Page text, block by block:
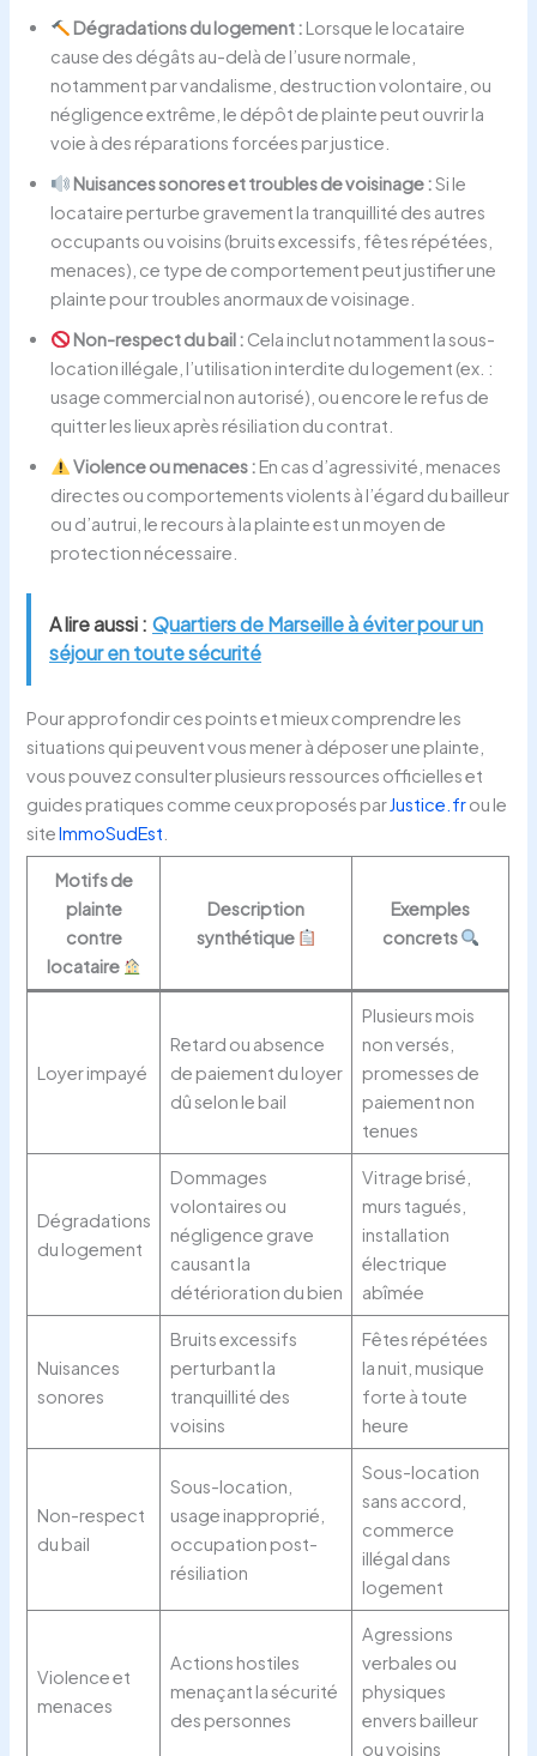
Dégradations du logement : Lorsque le locataire
cause des dégâts au-delà de l’usure normale,
notamment par vandalisme, destruction volontaire, ou
négligence extrême, le dépôt de plainte peut ouvrir la
voie à des réparations forcées par justice.
Nuisances sonores et troubles de voisinage :Si le
locataire perturbe gravement la tranquillité des autres
occupants ou voisins (bruits excessifs, fêtes répétées,
menaces), ce type de comportement peut justifier une
plainte pour troubles anormaux de voisinage.
Non-respect du bail : Cela inclut notamment la sous-
location illégale, l’utilisation interdite du logement (ex. :
usage commercial non autorisé), ou encore le refus de
quitter les lieux après résiliation du contrat.
Violence ou menaces : En cas d’agressivité, menaces
directes ou comportements violents à l’égard du bailleur
ou d’autrui, le recours à la plainte est un moyen de
protection nécessaire.
A lire aussi : Quartiers de Marseille à éviter pour un
séjour en toute sécurité
Pour approfondir ces points et mieux comprendre les
situations qui peuvent vous mener à déposer une plainte,
vous pouvez consulter plusieurs ressources officielles et
guides pratiques comme ceux proposés par Justice.frou le
siteImmoSudEst
Motifs de
plainte
contre
locataire
Description
synthétique
Exemples
concrets
Loyer impayé
Retard ou absence
de paiement du loyer
dû selon le bail
Plusieurs mois
non versés,
promesses de
paiement non
tenues
Dégradations
du logement
Dommages
volontaires ou
négligence grave
causant la
détérioration du bien
Vitrage brisé,
murs tagués,
installation
électrique
abîmée
Nuisances
sonores
Bruits excessifs
perturbant la
tranquillité des
voisins
Fêtes répétées
la nuit, musique
forte à toute
heure
Non-respect
du bail
Sous-location,
usage inapproprié,
occupation post-
résiliation
Sous-location
sans accord,
commerce
illégal dans
logement
Violence et
menaces
Actions hostiles
menaçant la sécurité
des personnes
Agressions
verbales ou
physiques
envers bailleur
ou voisins